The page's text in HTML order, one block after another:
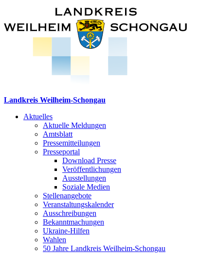
Landkreis Weilheim-Schongau
Aktuelles
Aktuelle Meldungen
Amtsblatt
Pressemitteilungen
Presseportal
Download Presse
Veröffentlichungen
Ausstellungen
Soziale Medien
Stellenangebote
Veranstaltungskalender
Ausschreibungen
Bekanntmachungen
Ukraine-Hilfen
Wahlen
50 Jahre Landkreis Weilheim-Schongau